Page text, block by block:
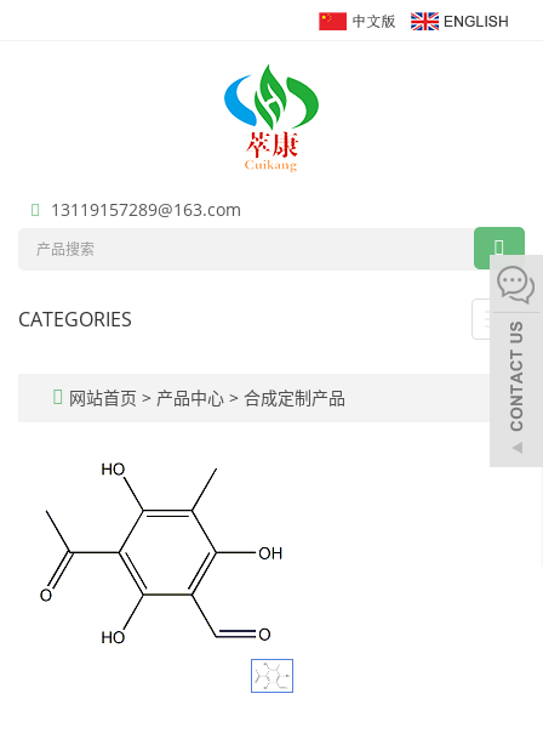
13119157289@163.com
CATEGORIES
网站首页 > 产品中心 > 合成定制产品